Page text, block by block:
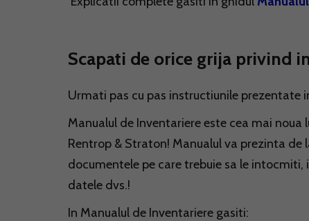
Scapati de orice grija privind
Urmati pas cu pas instructiunile prezentate
Manualul de Inventariere este cea mai
Rentrop & Straton! Manualul va prezinta de
documentele pe care trebuie sa le
datele dvs.!
In Manualul de Inventariere gasiti: